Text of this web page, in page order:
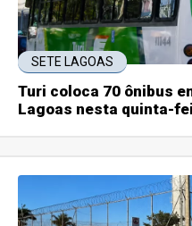
SETE LAGOAS
Turi coloca 70 ônibus
Lagoas nesta quinta-